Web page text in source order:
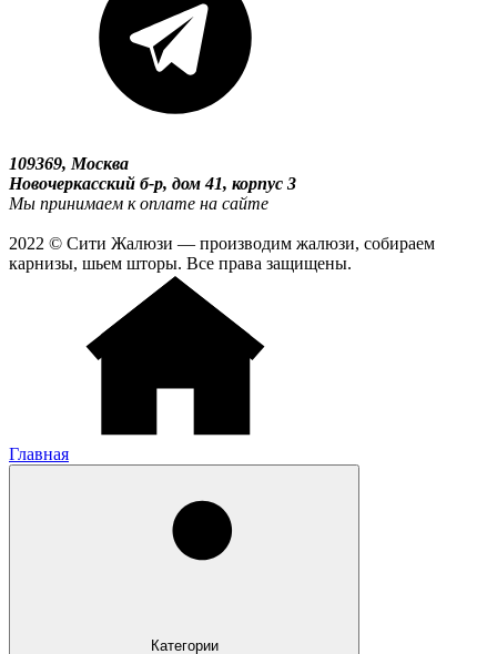
109369, Москва
Новочеркасский б-р, дом 41, корпус 3
Мы принимаем к оплате на сайте
2022 © Сити Жалюзи — производим жалюзи, собираем
карнизы, шьем шторы. Все права защищены.
Главная
Категории